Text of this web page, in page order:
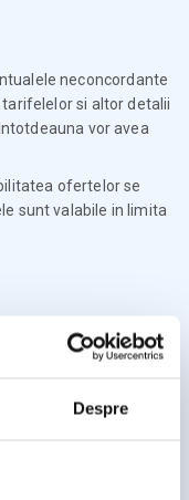
Despre
neconcordante
si altor detalii
vor avea
ofertelor se
sunt valabile in limita
de Turism nr.
cu Polita